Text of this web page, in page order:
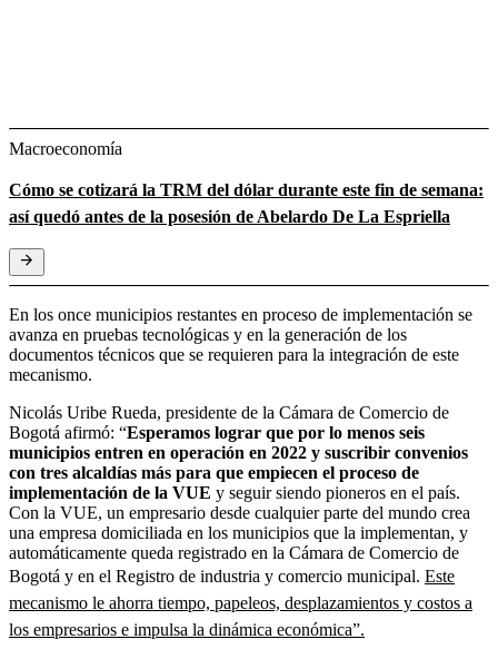
Macroeconomía
Cómo se cotizará la TRM del dólar durante este fin de semana:
así quedó antes de la posesión de Abelardo De La Espriella
En los once municipios restantes en proceso de implementación se
avanza en pruebas tecnológicas y en la generación de los
documentos técnicos que se requieren para la integración de este
mecanismo.
Nicolás Uribe Rueda, presidente de la Cámara de Comercio de
Bogotá afirmó: “Esperamos lograr que por lo menos seis
municipios entren en operación en 2022 y suscribir convenios
con tres alcaldías más para que empiecen el proceso de
implementación de la VUE y seguir siendo pioneros en el país.
Con la VUE, un empresario desde cualquier parte del mundo crea
una empresa domiciliada en los municipios que la implementan, y
automáticamente queda registrado en la Cámara de Comercio de
Bogotá y en el Registro de industria y comercio municipal. Este
mecanismo le ahorra tiempo, papeleos, desplazamientos y costos a
los empresarios e impulsa la dinámica económica”.